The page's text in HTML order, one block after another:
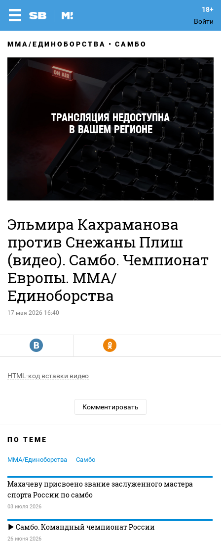
Войти
MMA/ЕДИНОБОРСТВА САМБО
Эльмира Кахраманова
против Снежаны Плиш
(видео). Самбо. Чемпионат
Европы. MMA/
Единоборства
17 мая 2026 16:40
R Y
HTML-код вставки видео
Комментировать
ПО ТЕМЕ
MMA/Единоборства Самбо
Махачеву присвоено звание заслуженного мастера
спорта России по самбо
03 июля 2026
Самбо. Командный чемпионат России
26 июня 2026